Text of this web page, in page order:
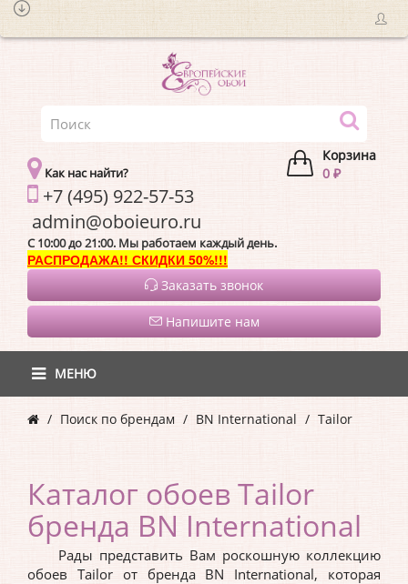
Корзина
0 ₽
Как нас найти?
+7 (495) 922-57-53
C 10:00 до 21:00. Мы работаем каждый день.
РАСПРОДАЖА!! СКИДКИ 50%!!!
Заказать звонок
Напишите нам
МЕНЮ
Поиск по брендам BN International Tailor
Каталог обоев Tailor
бренда BN International
Рады представить Вам роскошную коллекцию
обоев Tailor от бренда BN International, которая